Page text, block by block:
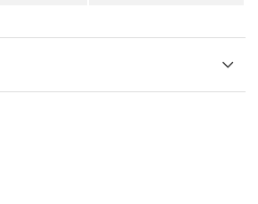
frånOPI Infinite Shine Nagellack
här, Låt torka.